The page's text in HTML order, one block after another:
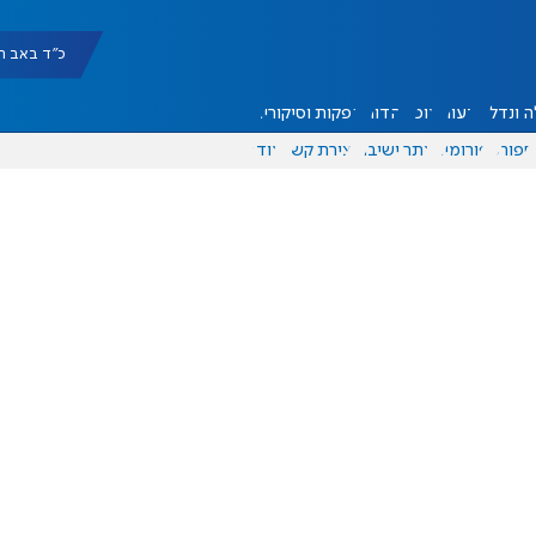
כ"ד באב תשפ"ו
ונדל"ן דעות אוכל יהדות הפקות וסיקורים
ספורט פורומים אתר ישיבה יצירת קשר עוד